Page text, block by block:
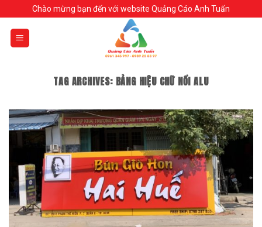
to
content
Chào mừng bạn đến với website Quảng Cáo Anh Tuấn
TAG ARCHIVES: BẢNG HIỆU CHỮ NỔI ALU